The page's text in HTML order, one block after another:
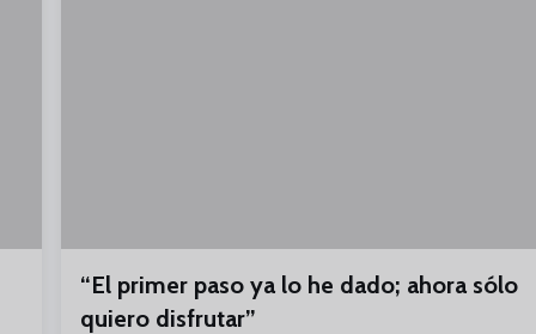
“El primer paso ya lo he dado; ahora sólo
quiero disfrutar”